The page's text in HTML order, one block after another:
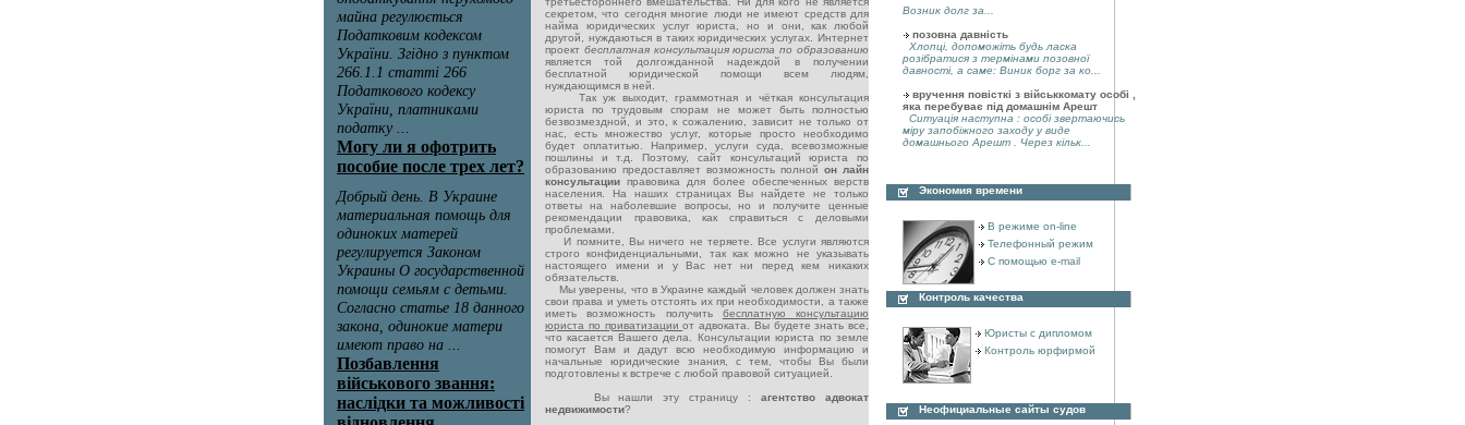
секретом, что сегодня многие люди не имеют средств для
найма юридических услуг юриста, но и они, как любой
другой, нуждаються в таких юридических услугах. Интернет
проект бесплатная консультация юриста по образованию
является той долгожданной надеждой в получении
бесплатной юридической помощи всем людям,
нуждающимся в ней.
Так уж выходит, граммотная и чёткая консультация
юриста по трудовым спорам не может быть полностью
безвозмездной, и это, к сожалению, зависит не только от
нас, есть множество услуг, которые просто необходимо
будет оплатитью. Например, услуги суда, всевозможные
пошлины и т.д. Поэтому, сайт консультаций юриста по
образованию предоставляет возможность полной он лайн
консультацииправовика для более обеспеченных верств
населения. На наших страницах Вы найдете не только
ответы на наболевшие вопросы, но и получите ценные
рекомендации правовика, как справиться с деловыми
проблемами.
И помните, Вы ничего не теряете. Все услуги являются
строго конфиденциальными, так как можно не указывать
настоящего имени и у Вас нет ни перед кем никаких
обязательств.
Мы уверены, что в Украине каждый человек должен знать
свои права и уметь отстоять их при необходимости, а также
иметь возможность получить бесплатную консультацию
юриста по приватизацииот адвоката. Вы будете знать все,
что касается Вашего дела. Консультации юриста по земле
помогут Вам и дадут всю необходимую информацию и
начальные юридические знания, с тем, чтобы Вы были
подготовлены к встрече с любой правовой ситуацией.
Вы нашли эту страницу :агентство адвокат
недвижимости?
Возник долг за...
позовна давність
Хлопці, допоможіть будь ласка
розібратися з термінами позовної
давності, а саме: Виник борг за ко...
вручення повісткі з військкомату особі ,
яка перебуває під домашнім Арешт
Ситуація наступна : особі звертаючись
міру запобіжного заходу у виде
домашнього Арешт . Через кільк...
Экономия времени
В режиме on-line
Телефонный режим
С помощью e-mail
Контроль качества
Юристы с дипломом
Контроль юрфирмой
Неофициальные сайты судов